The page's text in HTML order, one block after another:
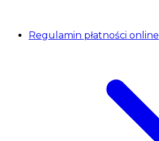
Regulamin płatności online